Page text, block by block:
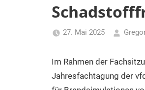
27. Mai 2025
Im Rahmen der
Jahresfachtagung der